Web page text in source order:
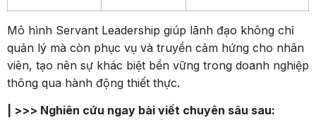
Mô hình Servant Leadership giúp lãnh đạo không chỉ
quản lý mà còn phục vụ và truyền cảm hứng cho nhân
viên, tạo nên sự khác biệt bền vững trong doanh nghiệp
thông qua hành động thiết thực.
| >>> Nghiên cứu ngay bài viết chuyên sâu sau: